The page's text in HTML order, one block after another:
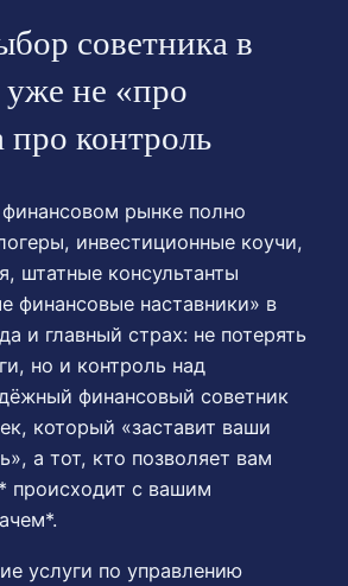
советника в
уже не «про
про контроль
рынке полно
инвестиционные коучи,
штатные консультанты
финансовые наставники» в
и главный страх: не потерять
но и контроль над
финансовый советник
который «заставит ваши
а тот, кто позволяет вам
происходит с вашим
услуги по управлению